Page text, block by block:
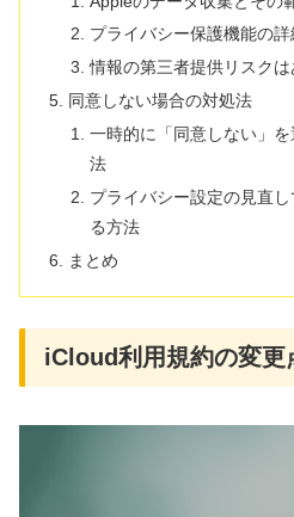
プライバシー保護機能の詳
情報の第三者提供リスクは
同意しない場合の対処法
一時的に「同意しない」
法
プライバシー設定の見直
る方法
まとめ
iCloud利用規約の変更